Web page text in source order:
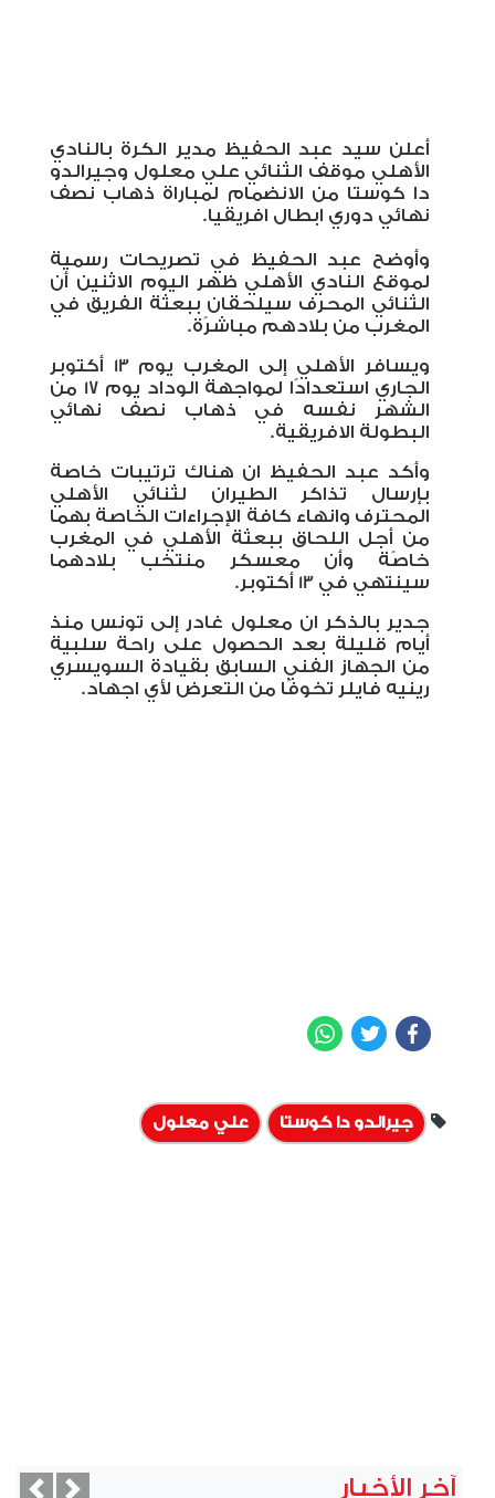
أعلن سيد عبد الحفيظ مدير الكرة بالنادي
الأهلي موقف الثنائي علي معلول وجيرالدو
دا كوستا من الانضمام لمباراة ذهاب نصف
نهائي دوري ابطال افريقيا.
وأوضح عبد الحفيظ في تصريحات رسمية
لموقع النادي الأهلي ظهر اليوم الاثنين أن
الثنائي المحرف سيلحقان ببعثة الفريق في
المغرب من بلادهم مباشرًة.
ويسافر الأهلي إلى المغرب يوم 13 أكتوبر
الجاري استعدادًا لمواجهة الوداد يوم 17 من
الشهر نفسه في ذهاب نصف نهائي
البطولة الافريقية.
وأكد عبد الحفيظ ان هناك ترتيبات خاصة
بإرسال تذاكر الطيران لثنائي الأهلي
المحترف وانهاء كافة الإجراءات الخاصة بهما
من أجل اللحاق ببعثة الأهلي في المغرب
خاصًة وأن معسكر منتخب بلادهما
سينتهي في 13 أكتوبر.
جدير بالذكر ان معلول غادر إلى تونس منذ
أيام قليلة بعد الحصول على راحة سلبية
من الجهاز الفني السابق بقيادة السويسري
رينيه فايلر تخوفًا من التعرض لأي اجهاد.
Facebook
Twitter
جيرالدو دا كوستا علي معلول
آخر الأخبار